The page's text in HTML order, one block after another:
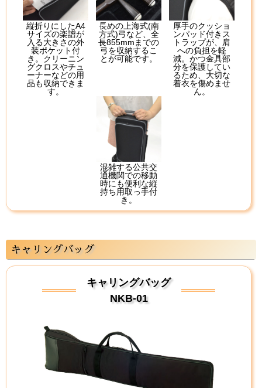
縦折りにしたA4
サイズの楽譜が
入る大きさの外
装ポケット付
き。クリーニン
グクロスやチュ
ーナーなどの用
品も収納できま
す。
長めの上海式(南
方式)弓など、全
長855mmまでの
弓を収納するこ
とが可能です。
厚手のクッショ
ンパッド付きス
トラップが、肩
への負担を軽
減。かつ金具部
分を保護してい
るため、大切な
着衣を傷めませ
ん。
混雑する公共交
通機関での移動
時にも便利な縦
持ち用取っ手付
き。
キャリングバッグ
キャリングバッグ
NKB-01